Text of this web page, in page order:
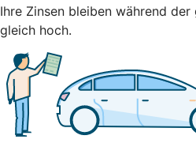
Ihre Zinsen bleiben während
gleich hoch.